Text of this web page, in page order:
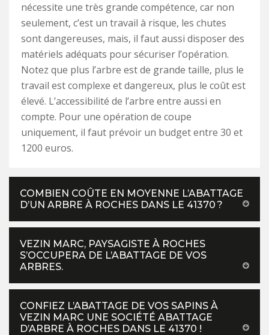
nécessite une très grande compétence, car non
seulement, c’est un travail à risque, les chutes
sont dangereuses, mais, il faut aussi disposer des
matériels adéquats pour sécuriser l’opération.
Notez que plus l’arbre est de grande taille, plus le
travail est complexe et dangereux, plus le coût est
élevé. L’accessibilité de l’arbre entre aussi en
compte. Pour une opération de coupe
uniquement, il faut prévoir un budget entre 30 et
1200 euros.
COMBIEN COÛTE EN MOYENNE L’ABATTAGE
D’UN ARBRE À ROCHES DANS LE 41370 ?
VEZIN MARC, PAYSAGISTE À ROCHES
S’OCCUPERA DE L’ABATTAGE DE VOS
ARBRES.
CONFIEZ L’ABATTAGE DE VOS SAPINS À
VEZIN MARC UNE SOCIÉTÉ ABATTAGE
D’ARBRE À ROCHES DANS LE 41370 !